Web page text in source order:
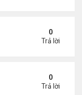
31/21
0
Trả lời
12/31/21
0
Trả lời